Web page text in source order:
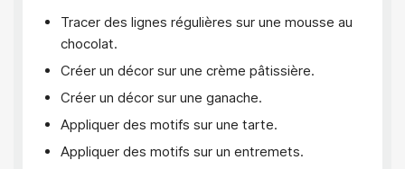
Tracer des lignes régulières sur une mousse au
chocolat.
Créer un décor sur une crème pâtissière.
Créer un décor sur une ganache.
Appliquer des motifs sur une tarte.
Appliquer des motifs sur un entremets.